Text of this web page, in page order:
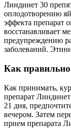
Линдинет 30
оплодотворению
эффекта препарат
восстанавливает
предупреждению
заболеваний.
Как
Как принимать,
препарат
21 дня,
вечером. Затем
прием препарата